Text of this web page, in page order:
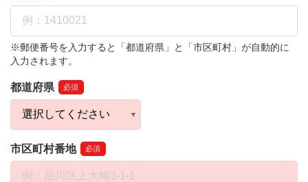
※郵便番号を入力すると「都道府県」と「市区町村」が自動的に
入力されます。
都道府県 必須
市区町村番地 必須